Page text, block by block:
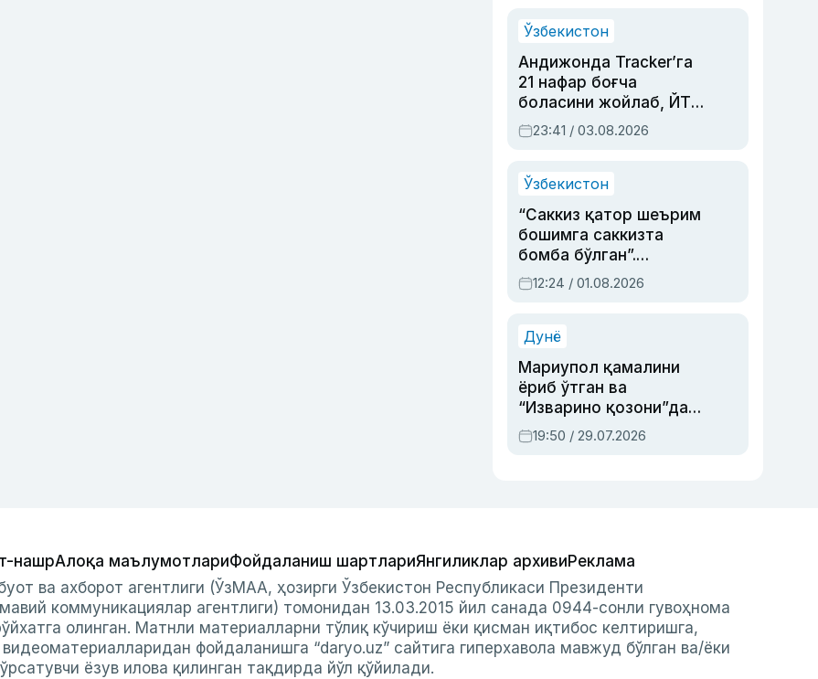
Ўзбекистон
Андижонда Tracker’га
21 нафар боғча
боласини жойлаб, ЙТҲ
содир этган аёлга суд
ҳукми ўқилди
23:41 / 03.08.2026
Ўзбекистон
“Саккиз қатор шеърим
бошимга саккизта
бомба бўлган”.
Абдулла Ориповни
сиёсий айбловлардан
12:24 / 01.08.2026
Дунё
Мариупол қамалини
ёриб ўтган ва
“Изварино қозони”дан
чиққан қаҳрамон —
Украина армияси бош
19:50 / 29.07.2026
нашрАлоқа маълумотлариФойдаланиш шартлариЯнгиликлар архивиРеклама
ва ахборот агентлиги (ЎзМАА, ҳозирги Ўзбекистон Республикаси Президенти
коммуникациялар агентлиги) томонидан 13.03.2015 йил санада 0944-сонли гувоҳнома
олинган. Матнли материалларни тўлиқ кўчириш ёки қисман иқтибос келтиришга,
фойдаланишга “daryo.uz” сайтига гиперхавола мавжуд бўлган ва/ёки
ёзув илова қилинган тақдирда йўл қўйилади.